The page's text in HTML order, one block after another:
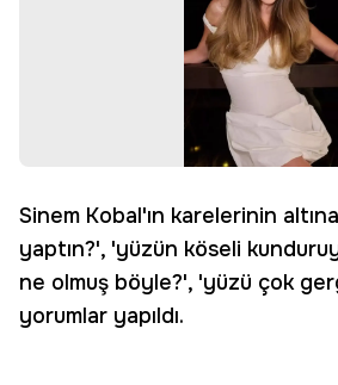
Sinem Kobal'ın karelerinin
yaptın?', 'yüzün köseli
ne olmuş böyle?', 'yüzü çok
yorumlar yapıldı.